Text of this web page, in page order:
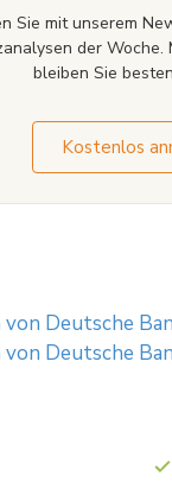
Sie mit unserem
der
bleiben Sie
Kostenlos
Deutsche
Deutsche